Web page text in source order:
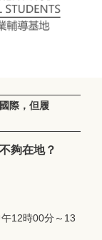
際，但履
夠在地？
12時00分～13